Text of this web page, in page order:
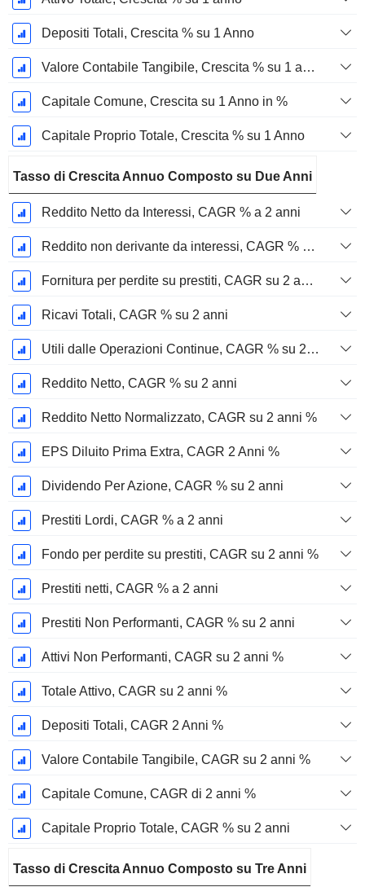
Depositi Totali, Crescita % su 1 Anno
Valore Contabile Tangibile, Crescita % su 1 anno
Capitale Comune, Crescita su 1 Anno in %
Capitale Proprio Totale, Crescita % su 1 Anno
Tasso di Crescita Annuo Composto su Due Anni
Reddito Netto da Interessi, CAGR % a 2 anni
Reddito non derivante da interessi, CAGR % a 2 anni
Fornitura per perdite su prestiti, CAGR su 2 anni %
Ricavi Totali, CAGR % su 2 anni
Utili dalle Operazioni Continue, CAGR % su 2 anni
Reddito Netto, CAGR % su 2 anni
Reddito Netto Normalizzato, CAGR su 2 anni %
EPS Diluito Prima Extra, CAGR 2 Anni %
Dividendo Per Azione, CAGR % su 2 anni
Prestiti Lordi, CAGR % a 2 anni
Fondo per perdite su prestiti, CAGR su 2 anni %
Prestiti netti, CAGR % a 2 anni
Prestiti Non Performanti, CAGR % su 2 anni
Attivi Non Performanti, CAGR su 2 anni %
Totale Attivo, CAGR su 2 anni %
Depositi Totali, CAGR 2 Anni %
Valore Contabile Tangibile, CAGR su 2 anni %
Capitale Comune, CAGR di 2 anni %
Capitale Proprio Totale, CAGR % su 2 anni
Tasso di Crescita Annuo Composto su Tre Anni